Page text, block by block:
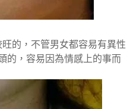
的，不管男女都容易有異性
的，容易因為情感上的事而